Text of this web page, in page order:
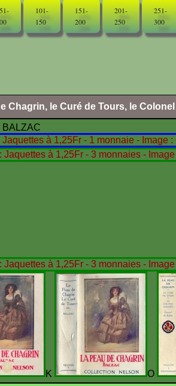
101-
150
151-
200
201-
250
251-
300
Chagrin, le Curé de Tours, le
BALZAC
K O